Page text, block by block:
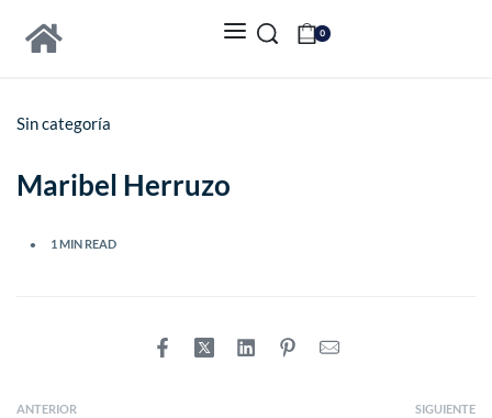
0
Sin categoría
Maribel Herruzo
1 MIN READ
ANTERIOR SIGUIENTE